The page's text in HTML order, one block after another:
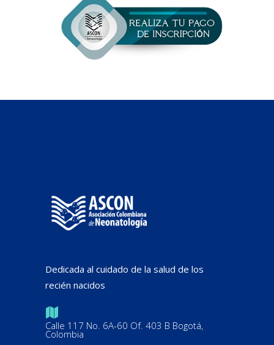
Dedicada al cuidado de la salud de los
recién nacidos
Calle 117 No. 6A-60 Of. 403 B Bogotá,
Colombia